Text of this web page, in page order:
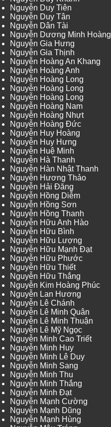
Nguyễn Duy Tiên
Nguyễn Duy Tân
Nguyễn Dân Tài
Nguyễn Dương Minh Hoàng
Nguyễn Gia Hưng
Nguyễn Gia Thịnh
Nguyễn Hoàng An Khang
Nguyễn Hoàng Anh
Nguyễn Hoàng Long
Nguyễn Hoàng Long
Nguyễn Hoàng Long
Nguyễn Hoàng Nam
Nguyễn Hoàng Nhựt
Nguyễn Hoàng Đức
Nguyễn Huy Hoàng
Nguyễn Huy Hưng
Nguyễn Huệ Minh
Nguyễn Hà Thanh
Nguyễn Hàn Nhật Thanh
Nguyễn Hương Thảo
Nguyễn Hải Đăng
Nguyễn Hồng Diễm
Nguyễn Hồng Sơn
Nguyễn Hồng Thanh
Nguyễn Hữu Anh Hào
Nguyễn Hữu Bình
Nguyễn Hữu Lượng
Nguyễn Hữu Mạnh Đạt
Nguyễn Hữu Phước
Nguyễn Hữu Thiết
Nguyễn Hữu Thắng
Nguyễn Kim Hoàng Phúc
Nguyễn Lan Hương
Nguyễn Lê Chánh
Nguyễn Lê Minh Quân
Nguyễn Lê Minh Thuận
Nguyễn Lê Mỹ Ngọc
Nguyễn Minh Cao Triết
Nguyễn Minh Huy
Nguyễn Minh Lê Duy
Nguyễn Minh Sang
Nguyễn Minh Thu
Nguyễn Minh Thắng
Nguyễn Minh Đạt
Nguyễn Mạnh Cường
Nguyễn Mạnh Dũng
Nguyễn Mạnh Hùng